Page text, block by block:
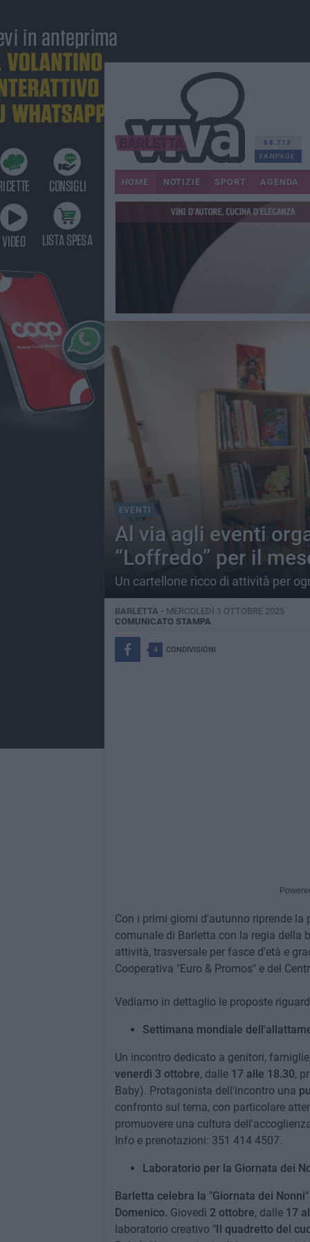
68.713
FANPAGE
HOME NOTIZIE SPORT AGENDA
EVENTI
Al via agli eventi
“Loffredo” per il
Un cartellone ricco di attività per
BARLETTA - MERCOLEDÌ 1 OTTOBRE 2025
COMUNICATO STAMPA
4 CONDIVISIONI
Con i primi giorni d'autunno riprende
comunale di Barletta con la regia della
attività, trasversale per fasce d'età e
Cooperativa "Euro & Promos" e del
Vediamo in dettaglio le proposte
Settimana mondiale
Un incontro dedicato a genitori,
venerdì 3 ottobre, dalle 17 alle 18.30,
Baby). Protagonista dell'incontro una
confronto sul tema, con particolare
promuovere una cultura
Info e prenotazioni: 351 414 4507.
Laboratorio per la Giornata dei
Barletta celebra la "Giornata dei
Domenico. Giovedì 2 ottobre, dalle 17
laboratorio creativo "Il quadretto del